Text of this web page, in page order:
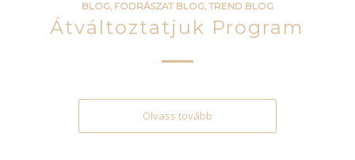
BLOG, FODRÁSZAT BLOG,TREND BLOG
Átváltoztatjuk Program
Olvass tovább